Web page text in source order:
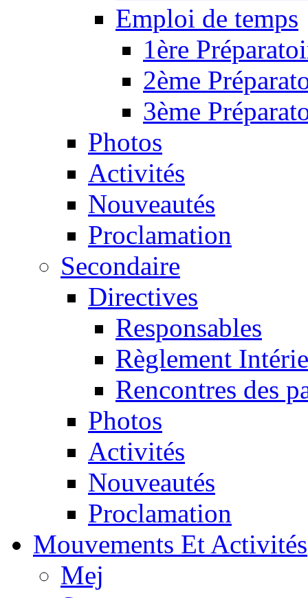
Emploi de temps
1ère
2ème
3ème
Photos
Activités
Nouveautés
Proclamation
Secondaire
Directives
Responsables
Règlement
Rencontres des
Photos
Activités
Nouveautés
Proclamation
Mouvements Et Activités
Mej